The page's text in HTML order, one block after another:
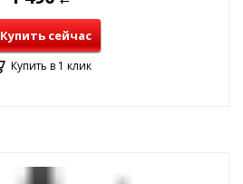
Купить сейчас
Купить в 1 клик